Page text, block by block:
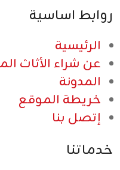
روابط اساسية
الرئيسية
عن شراء الأثاث
المدونة
خريطة الموقع
إتصل بنا
خدماتنا